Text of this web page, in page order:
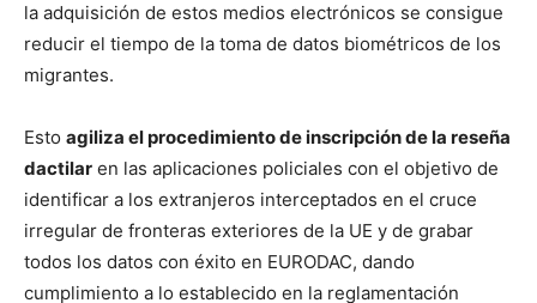
la adquisición de estos medios electrónicos se consigue
reducir el tiempo de la toma de datos biométricos de los
migrantes.
Esto agiliza el procedimiento de inscripción de la reseña
dactilar en las aplicaciones policiales con el objetivo de
identificar a los extranjeros interceptados en el cruce
irregular de fronteras exteriores de la UE y de grabar
todos los datos con éxito en EURODAC, dando
cumplimiento a lo establecido en la reglamentación